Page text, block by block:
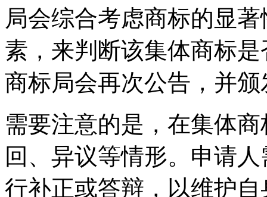
局会综合考虑商标的显
素，来判断该集体商标
商标局会再次公告，并
需要注意的是，在集体
回、异议等情形。申请
行补正或答辩，以维护